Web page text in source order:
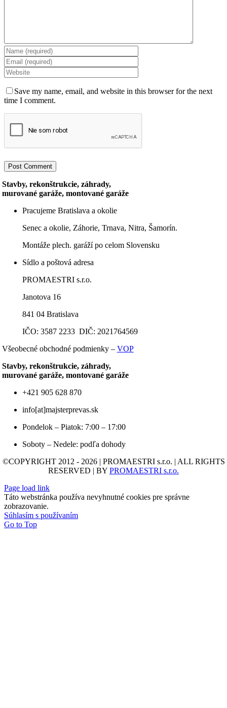
Save my name, email, and website in this browser for the next
time I comment.
Stavby, rekonštrukcie, záhrady,
murované garáže, montované garáže
Pracujeme Bratislava a okolie
Senec a okolie, Záhorie, Trnava, Nitra, Šamorín.
Montáže plech. garáží po celom Slovensku
Sídlo a poštová adresa
PROMAESTRI s.r.o.
Janotova 16
841 04 Bratislava
IČO: 3587 2233 DIČ: 2021764569
Všeobecné obchodné podmienky – VOP
Stavby, rekonštrukcie, záhrady,
murované garáže, montované garáže
+421 905 628 870
info[at]majsterprevas.sk
Pondelok – Piatok: 7:00 – 17:00
Soboty – Nedele: podľa dohody
©COPYRIGHT 2012 - 2026 | PROMAESTRI s.r.o. | ALL RIGHTS
RESERVED | BY PROMAESTRI s.r.o.
Page load link
Táto webstránka používa nevyhnutné cookies pre správne
zobrazovanie.
Súhlasím s používaním
Go to Top